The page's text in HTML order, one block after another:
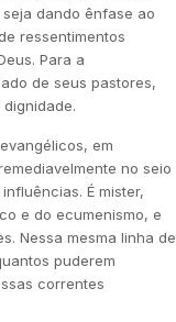
dando ênfase ao
ressentimentos
Para a
de seus pastores,
em
no seio
É mister,
e do ecumenismo, e
Nessa mesma linha de
puderem
correntes